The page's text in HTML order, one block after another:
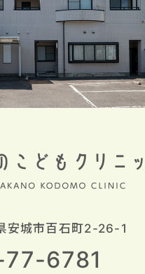
城市百石町2-26-1
6781